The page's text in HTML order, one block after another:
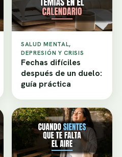
SALUD MENTAL,
DEPRESIÓN Y CRISIS
Fechas difíciles
después de un duelo:
guía práctica